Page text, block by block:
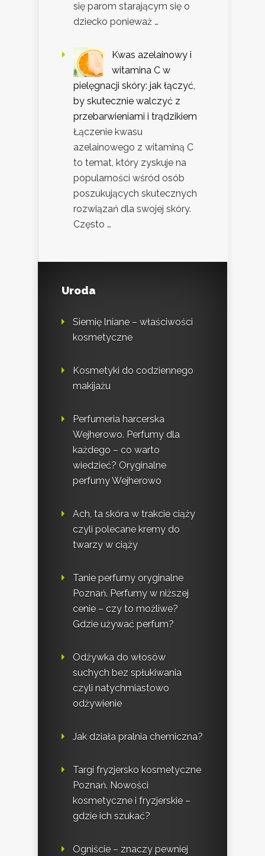
się parom starającym się o
dziecko ponieważ …
Kwas azelainowy i
witamina C w
pielęgnacji skóry: jak łączyć,
by skutecznie walczyć z
przebarwieniami i trądzikiem
Łączenie kwasu
azelainowego z witaminą C
to temat, który zyskuje na
popularności wśród osób
poszukujących skutecznych
rozwiązań dla swojej skóry.
Często …
Uroda
Siemię lniane – właściwości
kosmetyczne
Kosmetyki do codziennego
makijażu
Perfumeria harcerska
Wejherowo. Perfumy dla
każdego – co warto
wiedzieć? Oryginalne
perfumy Wejherowo
Ach, ta skóra w trakcie ciąży
czyli polecane kremy do
twarzy w ciąży
Tanie perfumy oryginalne
Poznań. Perfumy w niższej
cenie – czy to możliwe?
Gdzie używać perfum?
Odżywka do włosów
suchych bez spłukiwania
czyli natychmiastowo
odżywienie
Jak działa pralnia chemiczna?
Targi fryzjersko kosmetyczne
Poznań. Nowości
kosmetyczne i fryzjerskie –
gdzie ich szukać?
Ogniście – znaczy pewniej